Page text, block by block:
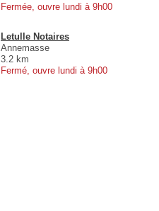
Fermée, ouvre lundi à 9h00
Letulle Notaires
Annemasse
3.2 km
Fermé, ouvre lundi à 9h00